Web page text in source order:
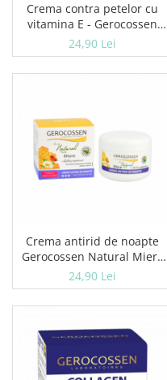
Crema contra petelor cu
vitamina E - Gerocossen
Natural Miere 100 ml
24,90 Lei
Crema antirid de noapte
Gerocossen Natural Miere
100 ml
24,90 Lei